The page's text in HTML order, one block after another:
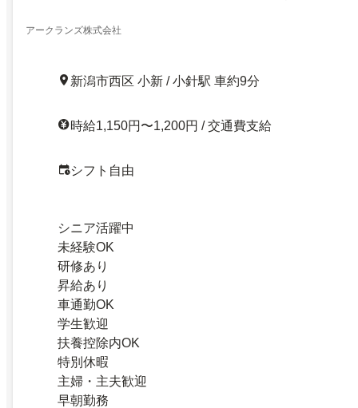
アークランズ株式会社
新潟市西区 小新 / 小針駅 車約9分
時給1,150円〜1,200円 / 交通費支給
シフト自由
シニア活躍中
未経験OK
研修あり
昇給あり
車通勤OK
学生歓迎
扶養控除内OK
特別休暇
主婦・主夫歓迎
早朝勤務